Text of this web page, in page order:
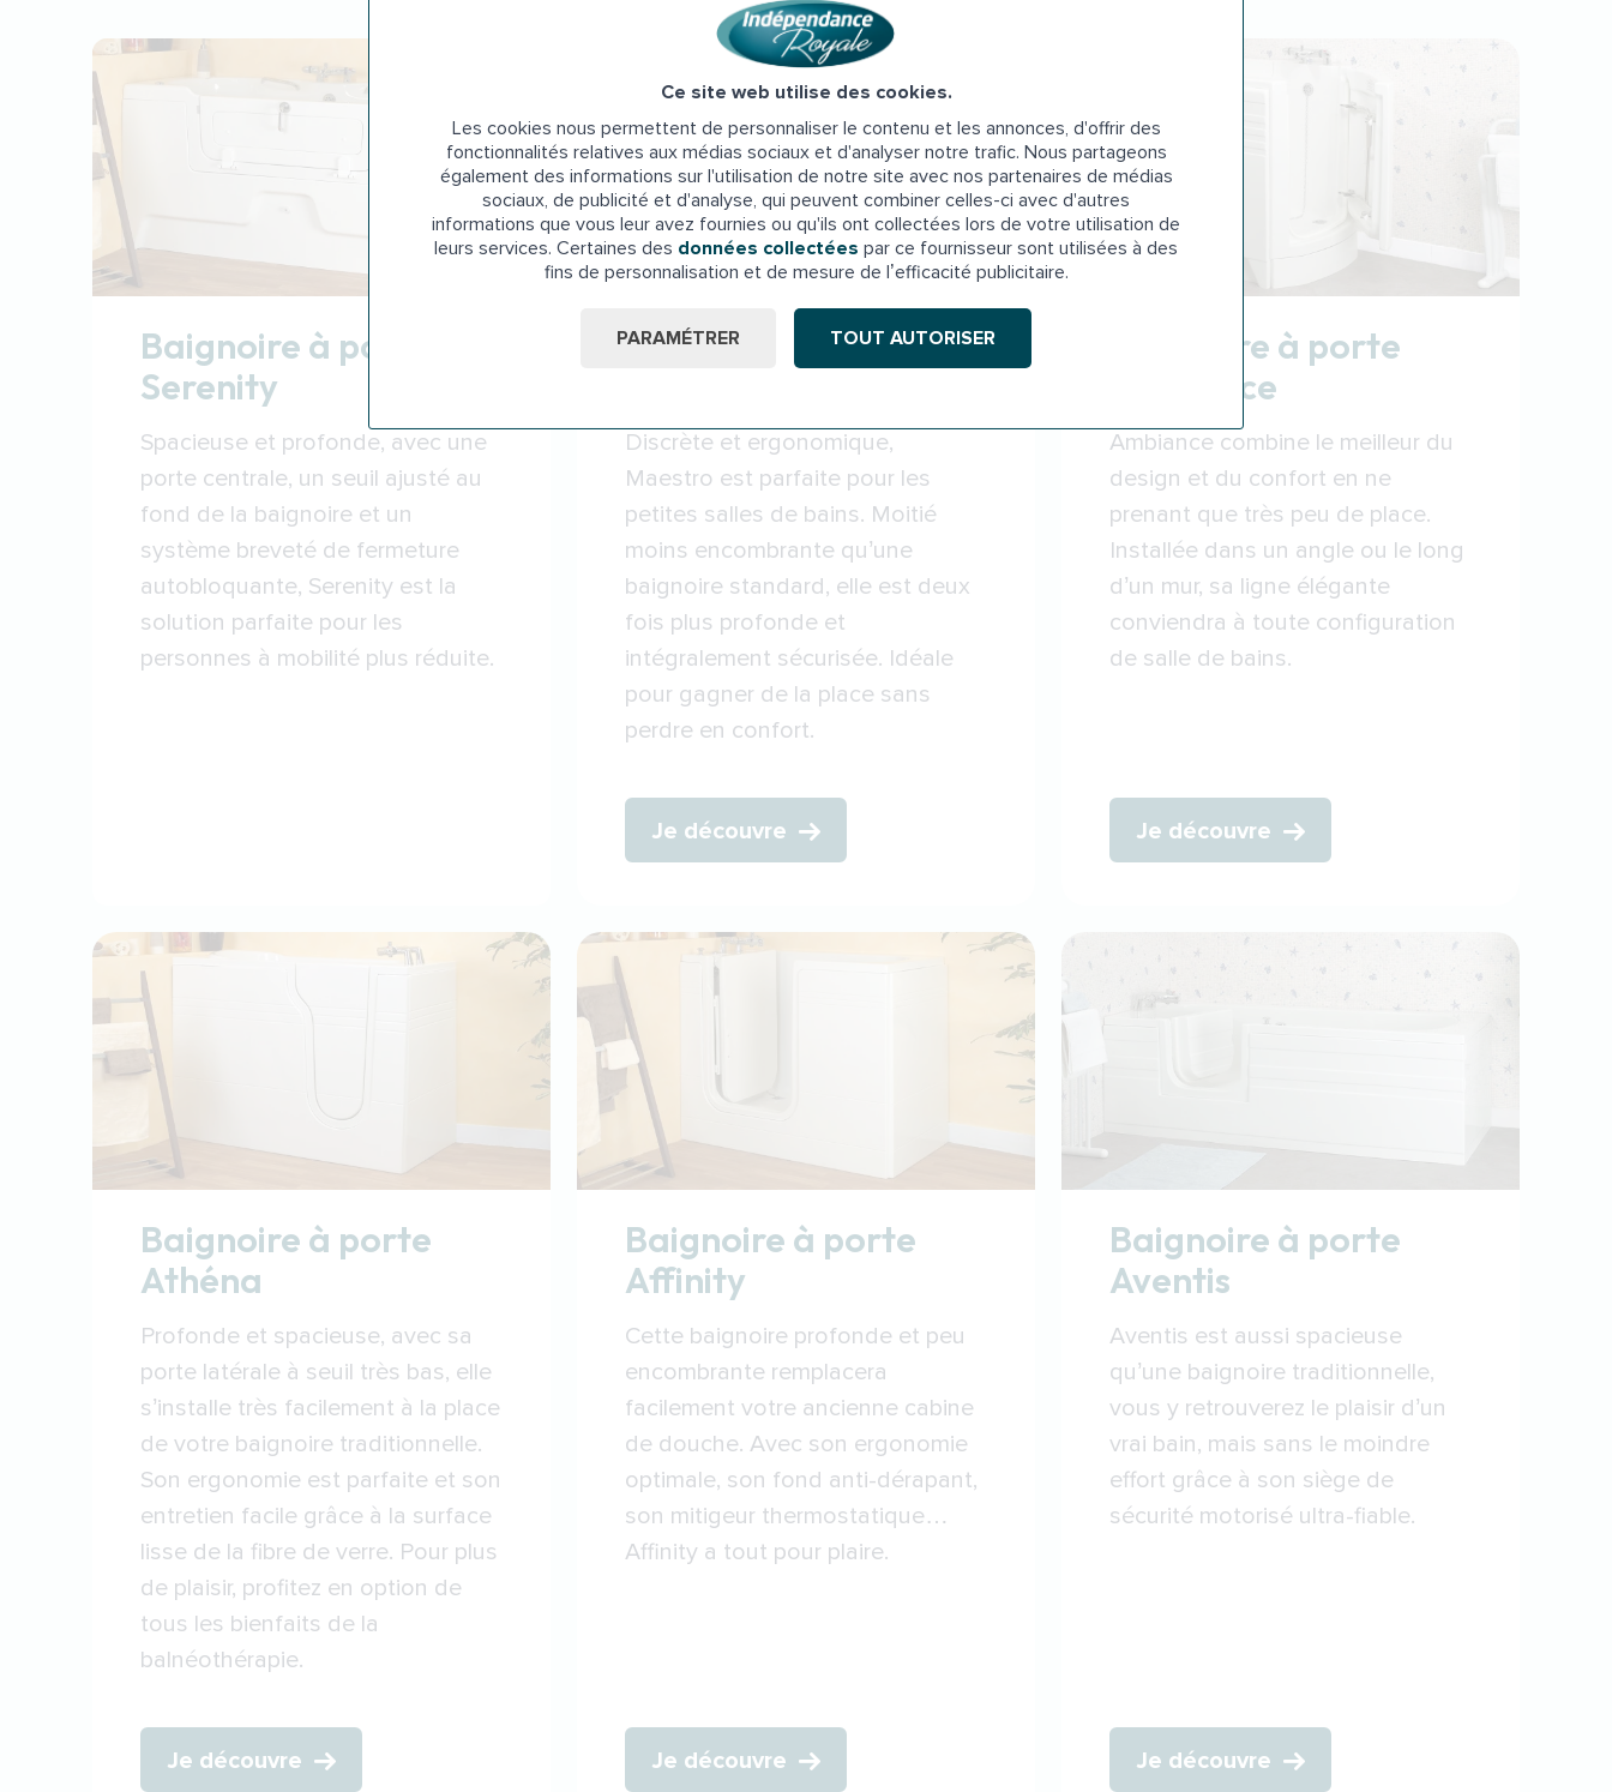
Ce site web utilise des cookies.
Les cookies nous permettent de personnaliser le contenu et les annonces, d'offrir des
fonctionnalités relatives aux médias sociaux et d'analyser notre trafic. Nous partageons
également des informations sur l'utilisation de notre site avec nos partenaires de médias
sociaux, de publicité et d'analyse, qui peuvent combiner celles-ci avec d'autres
informations que vous leur avez fournies ou qu'ils ont collectées lors de votre utilisation de
leurs services. Certaines des données collectées par ce fournisseur sont utilisées à des
fins de personnalisation et de mesure de l’efficacité publicitaire.
PARAMÉTRER TOUT AUTORISER
Baignoire à porte
Serenity
Spacieuse et profonde, avec une
porte centrale, un seuil ajusté au
fond de la baignoire et un
système breveté de fermeture
autobloquante, Serenity est la
solution parfaite pour les
personnes à mobilité plus réduite.
Baignoire à porte
Discrète et ergonomique,
Maestro est parfaite pour les
petites salles de bains. Moitié
moins encombrante qu’une
baignoire standard, elle est deux
fois plus profonde et
intégralement sécurisée. Idéale
pour gagner de la place sans
perdre en confort.
Je découvre
Baignoire à porte
Ambiance
Ambiance combine le meilleur du
design et du confort en ne
prenant que très peu de place.
Installée dans un angle ou le long
d’un mur, sa ligne élégante
conviendra à toute configuration
de salle de bains.
Je découvre
Baignoire à porte
Athéna
Profonde et spacieuse, avec sa
porte latérale à seuil très bas, elle
s’installe très facilement à la place
de votre baignoire traditionnelle.
Son ergonomie est parfaite et son
entretien facile grâce à la surface
lisse de la fibre de verre. Pour plus
de plaisir, profitez en option de
tous les bienfaits de la
balnéothérapie.
Je découvre
Baignoire à porte
Affinity
Cette baignoire profonde et peu
encombrante remplacera
facilement votre ancienne cabine
de douche. Avec son ergonomie
optimale, son fond anti-dérapant,
son mitigeur thermostatique…
Affinity a tout pour plaire.
Je découvre
Baignoire à porte
Aventis
Aventis est aussi spacieuse
qu’une baignoire traditionnelle,
vous y retrouverez le plaisir d’un
vrai bain, mais sans le moindre
effort grâce à son siège de
sécurité motorisé ultra-fiable.
Je découvre